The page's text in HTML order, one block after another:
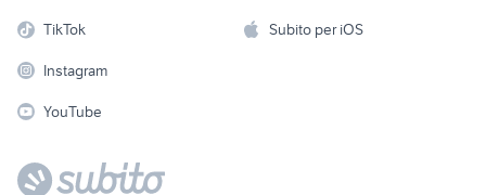
TikTok
Instagram
YouTube
Subito per iOS